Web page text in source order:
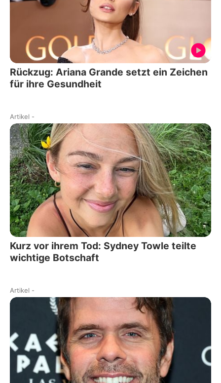
Rückzug: Ariana Grande setzt ein Zeichen
für ihre Gesundheit
Artikel -
Kurz vor ihrem Tod: Sydney Towle teilte
wichtige Botschaft
Artikel -